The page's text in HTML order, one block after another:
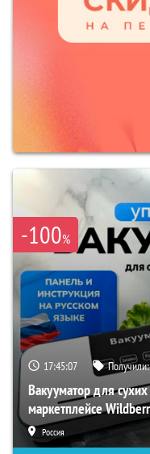
-100%
17:45:06
Вакууматор для
маркетплейсе
Россия